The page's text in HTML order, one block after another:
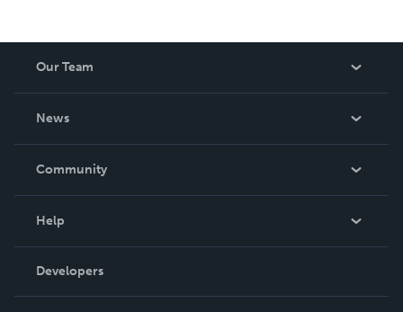
Our Team
News
In The News
Community
Podcast
Help
Order Lookup
Knowledge Base
Developers